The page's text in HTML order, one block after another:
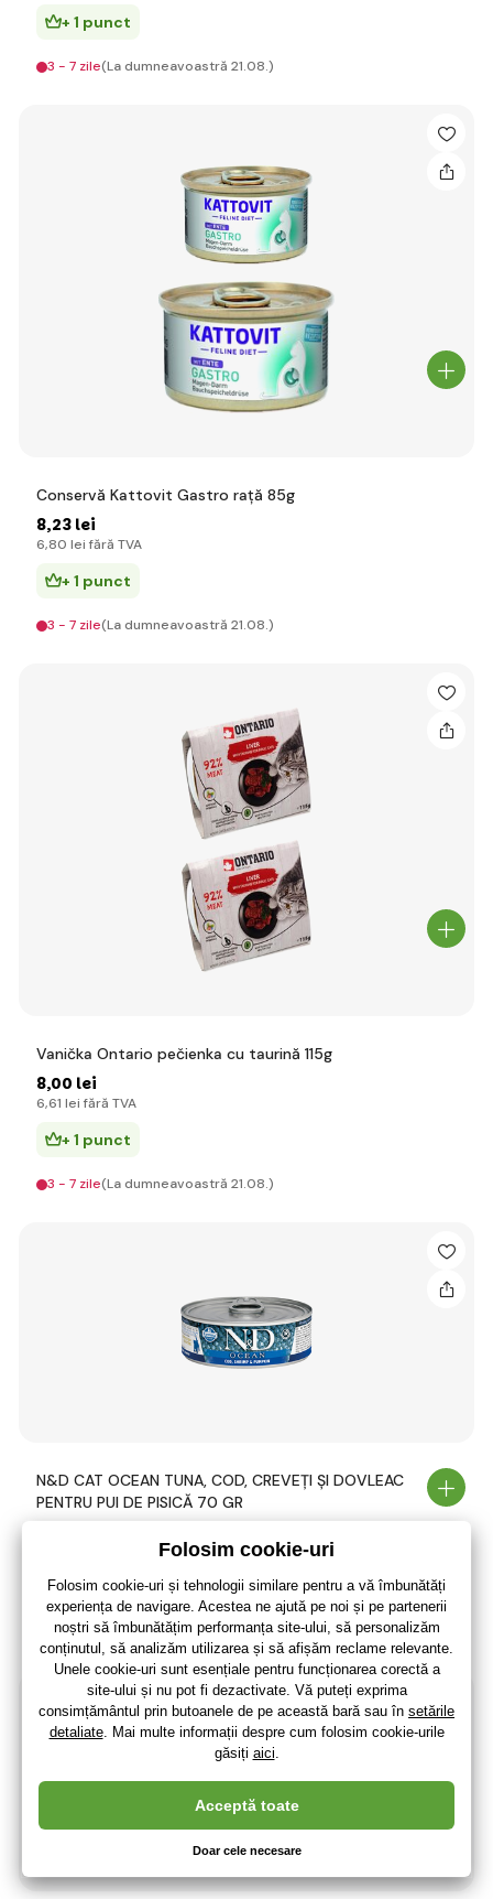
+ 1 punct
3 - 7 zile(La dumneavoastră 21.08.)
Conservă Kattovit Gastro rață 85g
8,23 lei
6,80 lei fără TVA
+ 1 punct
3 - 7 zile(La dumneavoastră 21.08.)
Vanička Ontario pečienka cu taurină 115g
8,00 lei
6,61 lei fără TVA
+ 1 punct
3 - 7 zile(La dumneavoastră 21.08.)
N&D CAT OCEAN TUNA, COD, CREVEȚI ȘI DOVLEAC
PENTRU PUI DE PISICĂ 70 GR
+ 2 puncte
3 - 7 zile(La dumneavoastră 21.08.)